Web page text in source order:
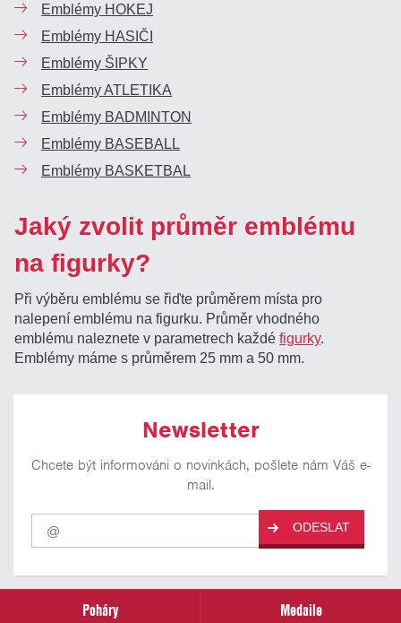
Emblémy HOKEJ
Emblémy HASIČI
Emblémy ŠIPKY
Emblémy ATLETIKA
Emblémy BADMINTON
Emblémy BASEBALL
Emblémy BASKETBAL
Jaký zvolit průměr emblému
na figurky?
Při výběru emblému se řiďte průměrem místa pro
nalepení emblému na figurku. Průměr vhodného
emblému naleznete v parametrech každéfigurky.
Emblémy máme s průměrem 25 mm a 50 mm.
Newsletter
Chcete být informováni o novinkách, pošlete nám Váš e-
mail.
Pro
odběr
našich
ODESLAT
Poháry
Medaile